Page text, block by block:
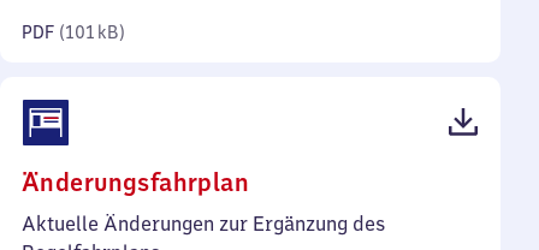
PDF (101 kB)
Änderungsfahrplan
373
Aktuelle Änderungen zur Ergänzung des